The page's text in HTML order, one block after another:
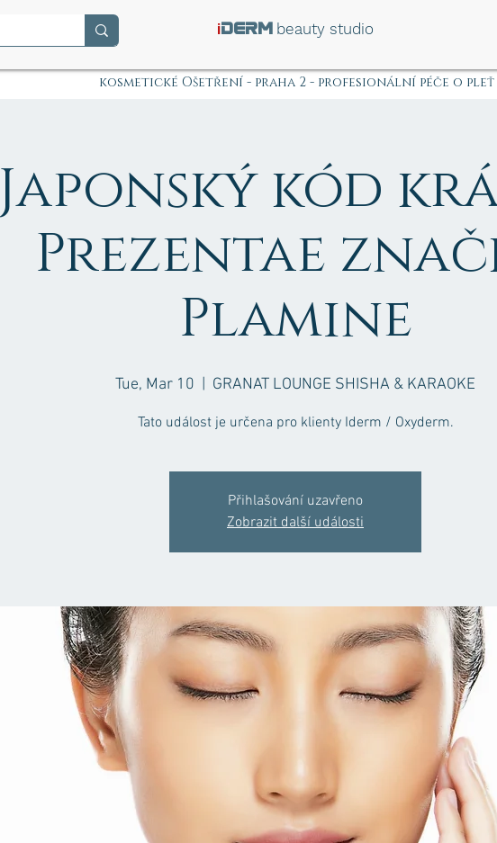
iDERM beauty studio
kosmetické Ošetření - praha 2 - profesionální péče o pleť
Japonský kód
Prezentae
Plamine
Tue, Mar 10
  |
GRANAT LOUNGE SHISHA & KARAOKE
Tato událost je určena pro klienty Iderm / Oxyderm.
Přihlašování uzavřeno
Zobrazit další události